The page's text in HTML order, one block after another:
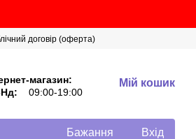
договір (оферта)
магазин:
09:00-19:00
Мій кошик
Бажання Вхід